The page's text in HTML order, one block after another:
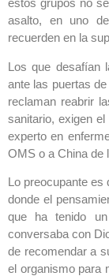
estos grupos no
asalto, en uno
recuerden en la
Los que desafían
ante las puertas
reclaman reabrir
sanitario, exigen
experto en
OMS o a China de
Lo preocupante es
donde el
que ha tenido
conversaba con
de recomendar a
el organismo para